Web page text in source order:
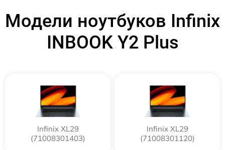
Модели ноутбуков Infinix
INBOOK Y2 Plus
Infinix XL29
(71008301403)
Infinix XL29
(71008301120)